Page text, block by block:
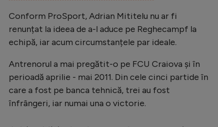
JO 2024
JO 2026
Conform ProSport, Adrian Mititelu nu ar fi
renunțat la ideea de a-l aduce pe Reghecampf la
echipă, iar acum circumstanțele par ideale.
Antrenorul a mai pregătit-o pe FCU Craiova și în
perioadă aprilie - mai 2011. Din cele cinci partide în
care a fost pe banca tehnică, trei au fost
înfrângeri, iar numai una o victorie.